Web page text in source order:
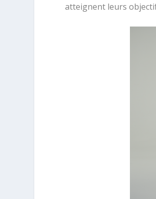
atteignent leurs